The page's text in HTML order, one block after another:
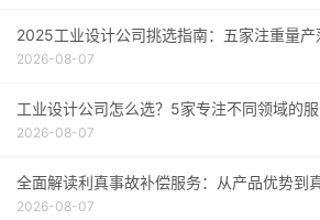
2025工业设计公司挑选指南：五家注重量
2026-08-07
工业设计公司怎么选？5家专注不同领域的
2026-08-07
全面解读利真事故补偿服务：从产品优势到
2026-08-07